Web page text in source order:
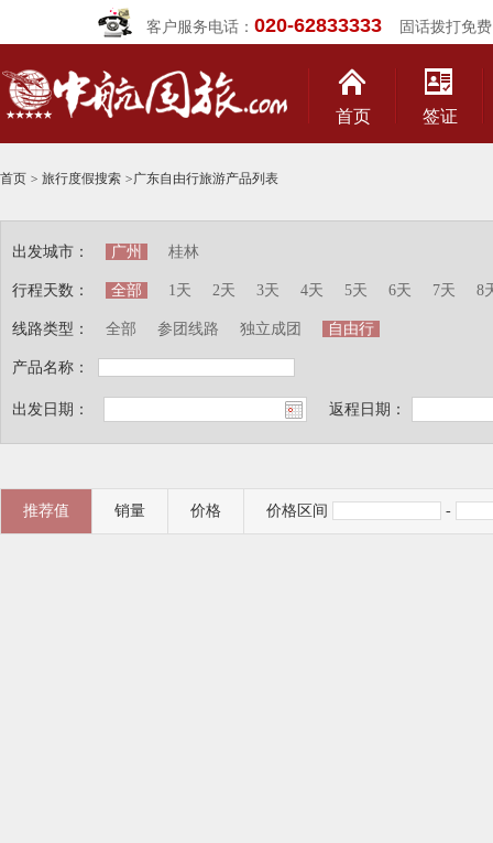
客户服务电话： 020-62833333固话拨打免费
首页 签证
首页 > 旅行度假搜索 >广东自由行旅游产品列表
出发城市：
行程天数：
线路类型：
产品名称：
广州 桂林
全部 1天 2天 3天 4天 5天 6天 7天 8
全部 参团线路 独立成团 自由行
出发日期： 返程日期：
推荐值 销量 价格 价格区间 -